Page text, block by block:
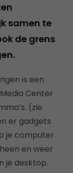
samen te
de grens
is een
Center
(zie
er gadgets
je computer
en weer
je desktop.